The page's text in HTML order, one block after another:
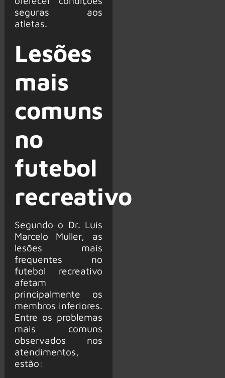
seguras aos
atletas.
Lesões
mais
comuns
no
futebol
recreativo
Segundo o Dr. Luis
Marcelo Muller, as
lesões mais
frequentes no
futebol recreativo
afetam
principalmente os
membros inferiores.
Entre os problemas
mais comuns
observados nos
atendimentos,
estão: